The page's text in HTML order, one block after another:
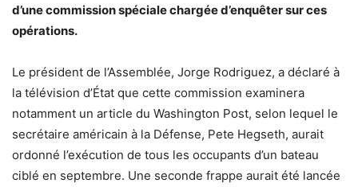
d’une commission spéciale chargée d’enquêter sur ces
opérations.
Le président de l’Assemblée, Jorge Rodriguez, a déclaré à
la télévision d’État que cette commission examinera
notamment un article du Washington Post, selon lequel le
secrétaire américain à la Défense, Pete Hegseth, aurait
ordonné l’exécution de tous les occupants d’un bateau
ciblé en septembre. Une seconde frappe aurait été lancée